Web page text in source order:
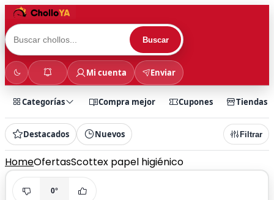
Buscar
Mi cuenta Enviar
Categorías Compra mejor Cupones Tiendas
Destacados Nuevos Filtrar
HomeOfertasScottex papel higiénico
0°